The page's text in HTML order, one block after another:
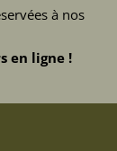
à nos
en ligne !